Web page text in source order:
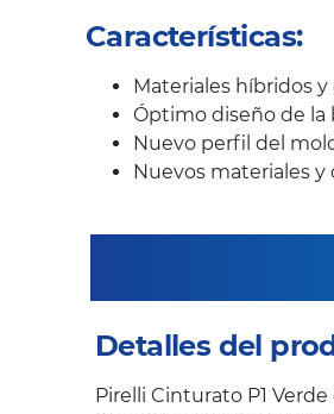
Características:
Materiales híbridos
Óptimo diseño de la
Nuevo perfil del
Nuevos materiales
Detalles del
Pirelli Cinturato P1